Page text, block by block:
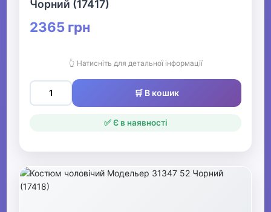
Чорний (17417)
2365 грн
👆 Натисніть для детальної інформації
🛒 В кошик
✅ Є в наявності